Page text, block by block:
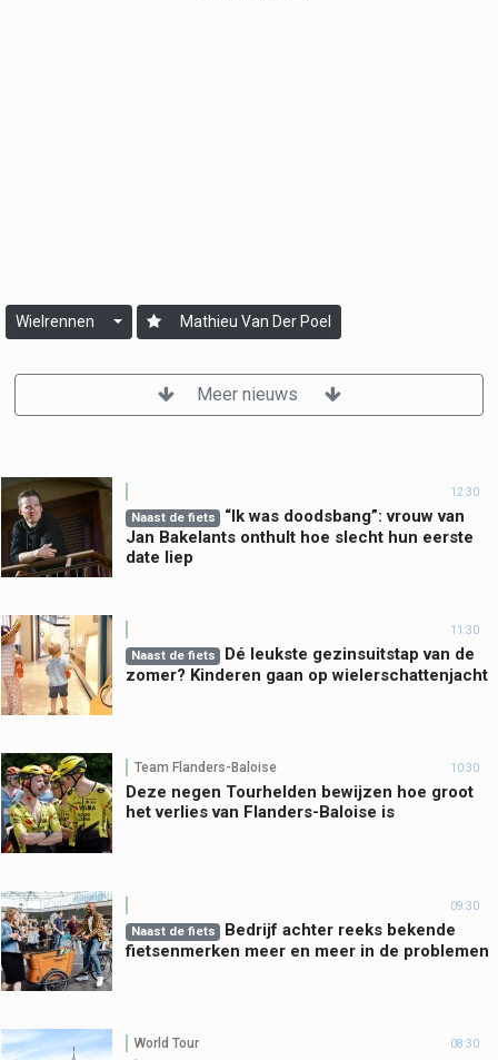
Wielrennen Mathieu Van Der Poel
Meer nieuws
12:30
Naast de fiets
“Ik was doodsbang”: vrouw van
Jan Bakelants onthult hoe slecht hun eerste
date liep
11:30
Naast de fiets
Dé leukste gezinsuitstap van de
zomer? Kinderen gaan op wielerschattenjacht
Team Flanders-Baloise 10:30
Deze negen Tourhelden bewijzen hoe groot
het verlies van Flanders-Baloise is
09:30
Naast de fiets
Bedrijf achter reeks bekende
fietsenmerken meer en meer in de problemen
World Tour 08:30